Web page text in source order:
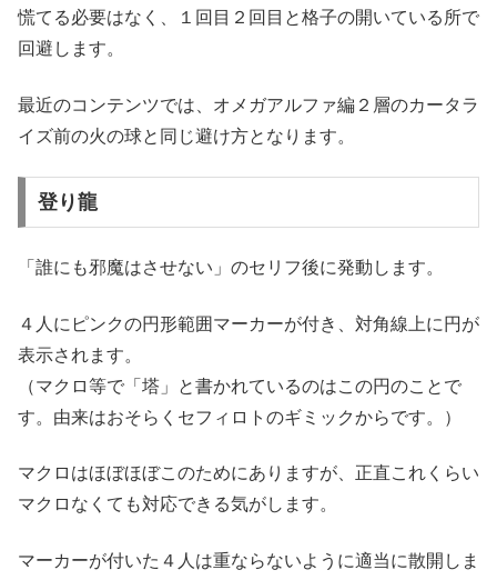
慌てる必要はなく、１回目２回目と格子の開いている所で
回避します。
最近のコンテンツでは、オメガアルファ編２層のカータラ
イズ前の火の球と同じ避け方となります。
登り龍
「誰にも邪魔はさせない」のセリフ後に発動します。
４人にピンクの円形範囲マーカーが付き、対角線上に円が
表示されます。
（マクロ等で「塔」と書かれているのはこの円のことで
す。由来はおそらくセフィロトのギミックからです。）
マクロはほぼほぼこのためにありますが、正直これくらい
マクロなくても対応できる気がします。
マーカーが付いた４人は重ならないように適当に散開しま